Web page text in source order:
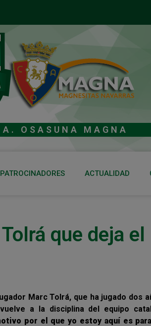
OSASUNA MAGNA
PATROCINADORES ACTUALIDAD
que deja el
Marc Tolrá, que ha jugado dos
a la disciplina del equipo
por el que yo estoy aquí es